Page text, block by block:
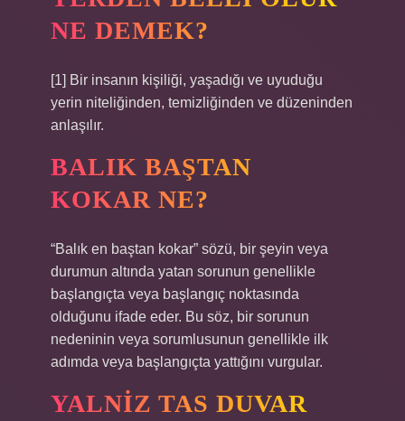
NE DEMEK?
[1] Bir insanın kişiliği, yaşadığı ve uyuduğu
yerin niteliğinden, temizliğinden ve düzeninden
anlaşılır.
BALIK BAŞTAN
KOKAR NE?
“Balık en baştan kokar” sözü, bir şeyin veya
durumun altında yatan sorunun genellikle
başlangıçta veya başlangıç ​​noktasında
olduğunu ifade eder. Bu söz, bir sorunun
nedeninin veya sorumlusunun genellikle ilk
adımda veya başlangıçta yattığını vurgular.
YALNIZ TAS DUVAR